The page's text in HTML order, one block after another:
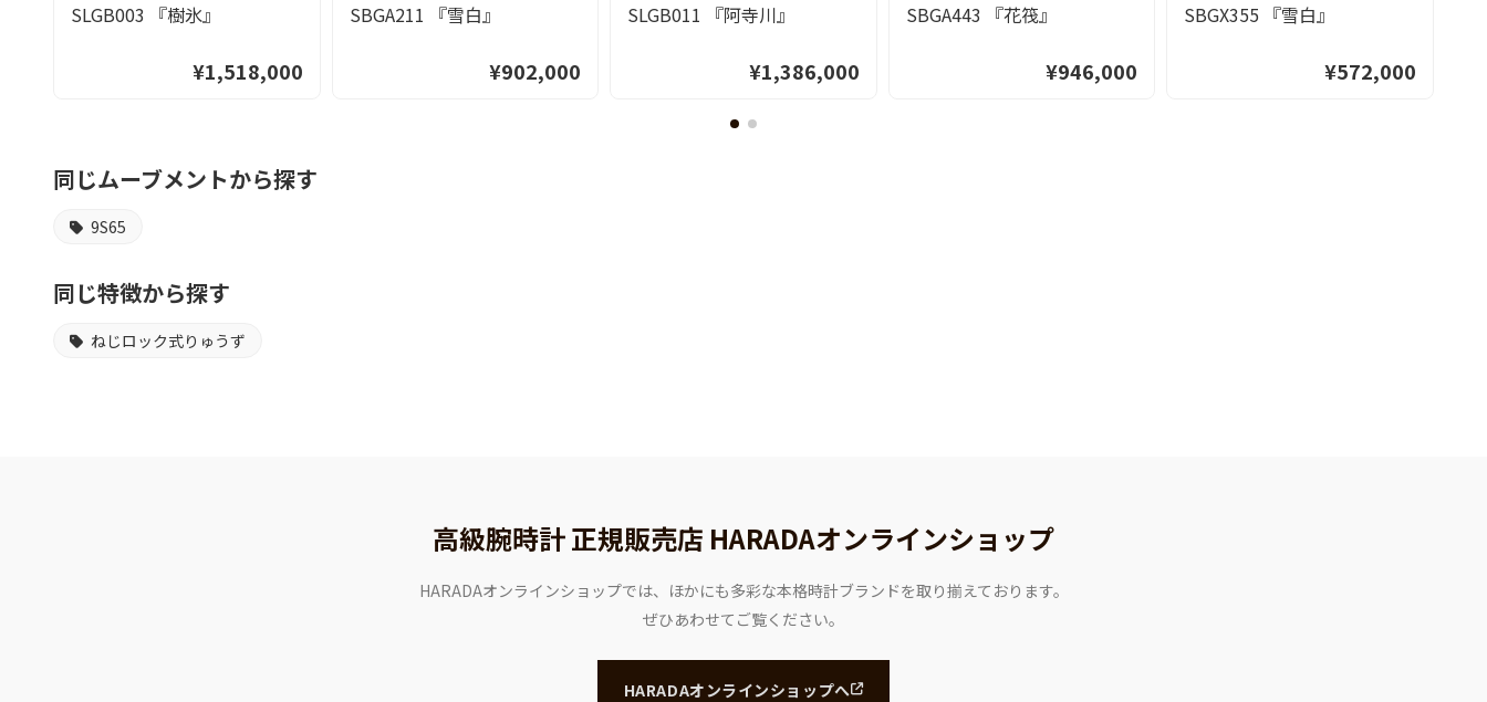
SLGB003 『樹氷』
¥1,518,000
SBGA211 『雪白』
¥902,000
SLGB011 『阿寺川』
¥1,386,000
SBGA443 『花筏』
¥946,000
SBGX355 『雪白』
¥572,000
同じムーブメントから探す
9S65
同じ特徴から探す
ねじロック式りゅうず
高級腕時計 正規販売店 HARADAオンラインショップ
HARADAオンラインショップでは、ほかにも多彩な本格時計ブランドを取り揃えております。
ぜひあわせてご覧ください。
HARADAオンラインショップへ